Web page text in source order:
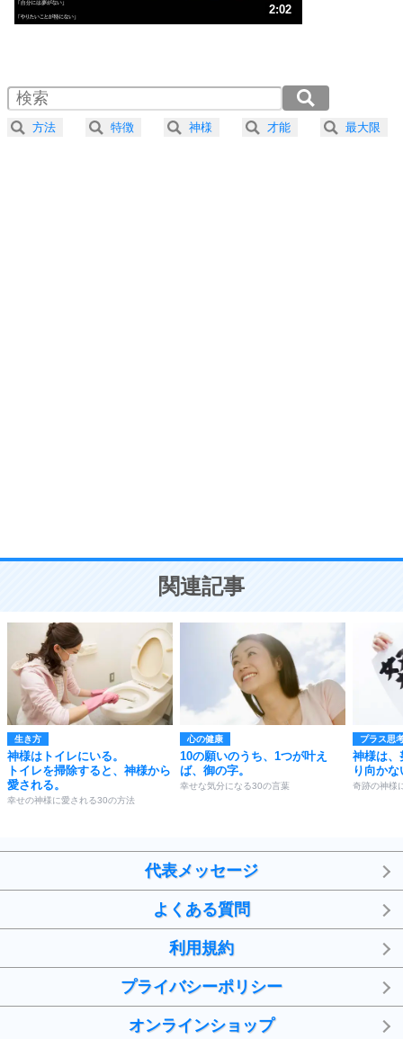
人生、なんとかなるもの。
気楽に生きる30の方法
4 器の大きい人は、怒りを優しさで表現する。
プラス思考
ことが大切。
2:02
2.0倍速 （241KB 1分1秒）
2.5倍速 （193KB 49秒）
3.0倍速 （161KB 41秒）
方法 特徴 神様 才能 最大限
関連記事
生き方
神様はトイレにいる。
トイレを掃除すると、神様から
愛される。
幸せの神様に愛される30の方法
心の健康
10の願いのうち、1つが叶え
ば、御の字。
幸せな気分になる30の言葉
プラス思
神様は、
り向かな
奇跡の神様
代表メッセージ
よくある質問
利用規約
プライバシーポリシー
オンラインショップ